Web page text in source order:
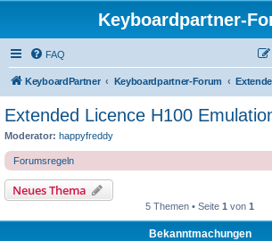
Keyboardpartner-
FAQ
KeyboardPartner Keyboardpartner-Forum
Extended Licence H100
Moderator: happyfreddy
Forumsregeln
Neues Thema
5 Themen • Seite 1 von 1
Bekanntmachungen